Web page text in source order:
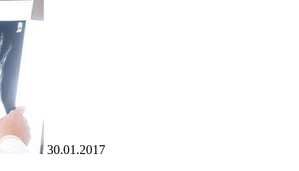
30.01.2017